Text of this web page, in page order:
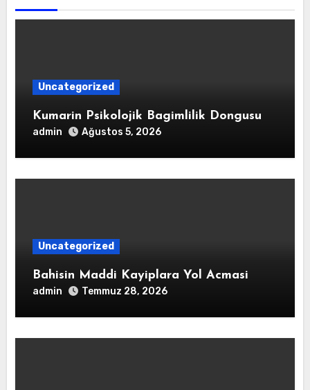
Uncategorized
Kumarin Psikolojik Bagimlilik Dongusu
admin Ağustos 5, 2026
Uncategorized
Bahisin Maddi Kayiplara Yol Acmasi
admin Temmuz 28, 2026